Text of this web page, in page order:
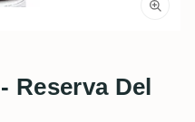
Reserva Del